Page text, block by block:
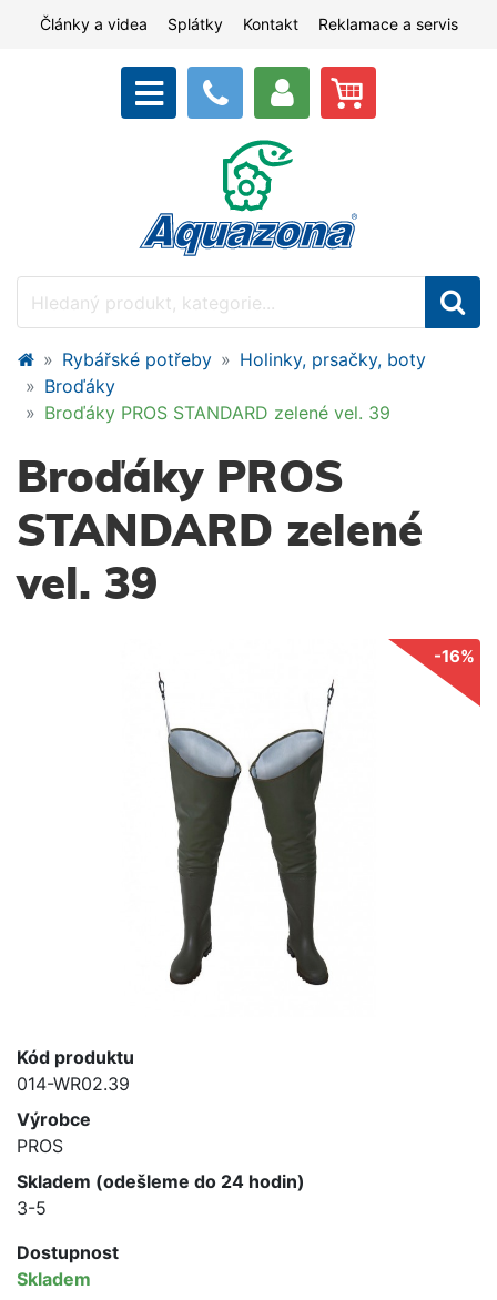
Články a videa Splátky Kontakt Reklamace a servis
Rybářské potřeby
Holinky, prsačky, boty
Broďáky
Broďáky PROS STANDARD zelené vel. 39
Broďáky PROS
STANDARD zelené
vel. 39
-16%
Kód produktu
014-WR02.39
Výrobce
PROS
Skladem (odešleme do 24 hodin)
3-5
Dostupnost
Skladem